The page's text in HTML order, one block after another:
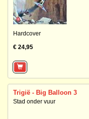
Hardcover
€ 24,95
Trigië - Big Balloon 3
Stad onder vuur